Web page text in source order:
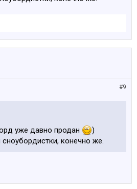
#9
уже давно продан
)
конечно же.